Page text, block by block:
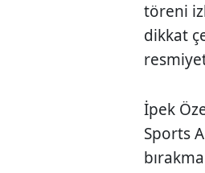
töreni
dikkat
İpek
Sports